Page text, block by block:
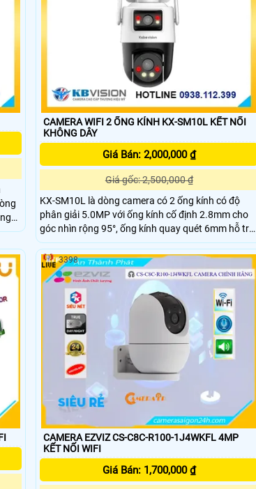
CAMERA WIFI 2 ỐNG KÍNH KX-SM10L KẾT NỐI
KHÔNG DÂY
Giá Bán: 2,000,000 ₫
Giá gốc: 2,500,000 ₫
KX-SM10L là dòng camera có 2 ống kính có độ
phân giải 5.0MP với ống kính cố định 2.8mm cho
góc nhìn rộng 95°, ống kính quay quét 6mm hỗ trợ
điều khiển từ xa, tích hợp micro và loa giúp đàm
thoại 2 chiều, trang bị đèn Led giúp nhìn có màu
vào ban đên.
WIFI
CAMERA EZVIZ CS-C8C-R100-1J4WKFL 4MP
KẾT NỐI WIFI
Giá Bán: 1,700,000 ₫
3398